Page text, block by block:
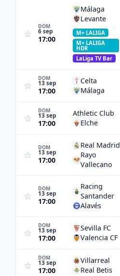
☆
DOM
6 sep
17:00
Málaga
Levante
M+ LALIGA
M+ LALIGA
HDR
LaLiga TV Bar
☆
DOM
13 sep
17:00
Celta
Málaga
☆
DOM
13 sep
17:00
Athletic Club
Elche
☆
DOM
13 sep
17:00
Real Madrid
Rayo
Vallecano
☆
DOM
13 sep
17:00
Racing
Santander
Alavés
☆
DOM
13 sep
17:00
Sevilla FC
Valencia CF
☆
DOM
13 sep
17:00
Villarreal
Real Betis